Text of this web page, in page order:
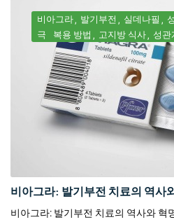
비아그라 발기부전 실데나필
극
복용 방법 고지방 식사 성관
비아그라: 발기부전 치료의 역사
비아그라: 발기부전 치료의 역사와 혁